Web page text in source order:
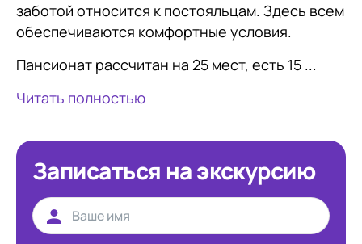
заботой относится к постояльцам. Здесь всем
обеспечиваются комфортные условия.
Пансионат рассчитан на 25 мест, есть 15 ...
Читать полностью
Записаться на экскурсию